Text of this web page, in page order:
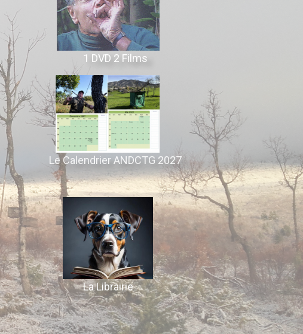
1 DVD 2 Films
Le Calendrier ANDCTG 2027
La Librairie